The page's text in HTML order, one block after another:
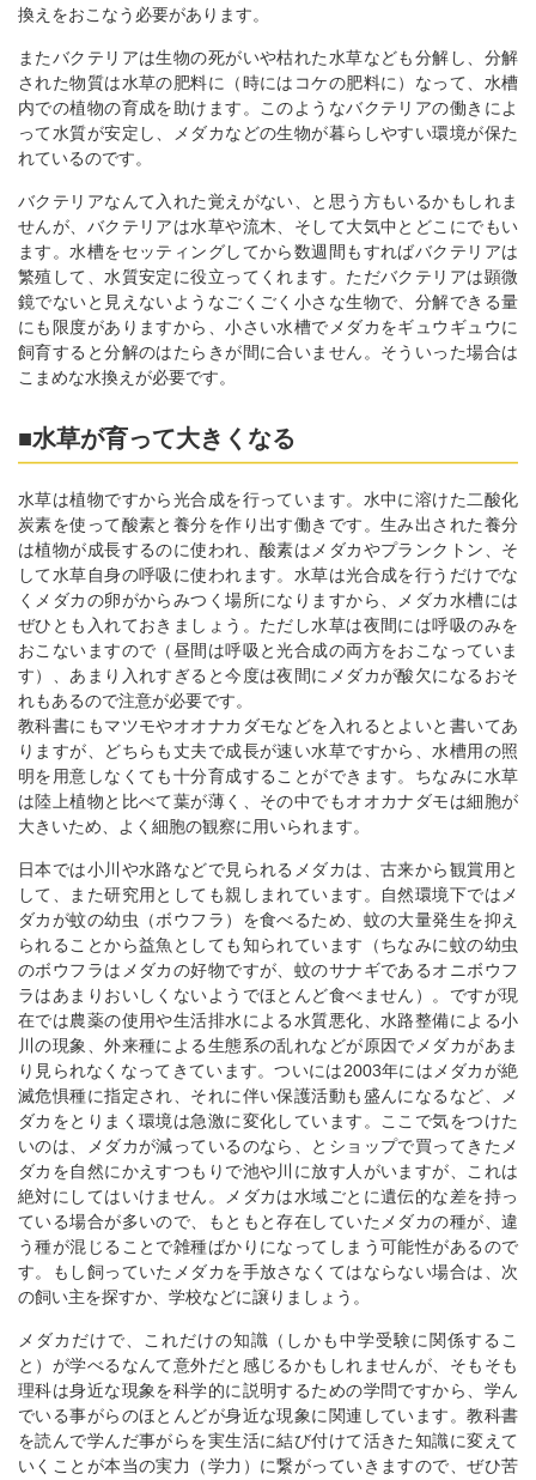
換えをおこなう必要があります。
またバクテリアは生物の死がいや枯れた水草なども分解し、分解
された物質は水草の肥料に（時にはコケの肥料に）なって、水槽
内での植物の育成を助けます。このようなバクテリアの働きによ
って水質が安定し、メダカなどの生物が暮らしやすい環境が保た
れているのです。
バクテリアなんて入れた覚えがない、と思う方もいるかもしれま
せんが、バクテリアは水草や流木、そして大気中とどこにでもい
ます。水槽をセッティングしてから数週間もすればバクテリアは
繁殖して、水質安定に役立ってくれます。ただバクテリアは顕微
鏡でないと見えないようなごくごく小さな生物で、分解できる量
にも限度がありますから、小さい水槽でメダカをギュウギュウに
飼育すると分解のはたらきが間に合いません。そういった場合は
こまめな水換えが必要です。
■水草が育って大きくなる
水草は植物ですから光合成を行っています。水中に溶けた二酸化
炭素を使って酸素と養分を作り出す働きです。生み出された養分
は植物が成長するのに使われ、酸素はメダカやプランクトン、そ
して水草自身の呼吸に使われます。水草は光合成を行うだけでな
くメダカの卵がからみつく場所になりますから、メダカ水槽には
ぜひとも入れておきましょう。ただし水草は夜間には呼吸のみを
おこないますので（昼間は呼吸と光合成の両方をおこなっていま
す）、あまり入れすぎると今度は夜間にメダカが酸欠になるおそ
れもあるので注意が必要です。
教科書にもマツモやオオナカダモなどを入れるとよいと書いてあ
りますが、どちらも丈夫で成長が速い水草ですから、水槽用の照
明を用意しなくても十分育成することができます。ちなみに水草
は陸上植物と比べて葉が薄く、その中でもオオカナダモは細胞が
大きいため、よく細胞の観察に用いられます。
日本では小川や水路などで見られるメダカは、古来から観賞用と
して、また研究用としても親しまれています。自然環境下ではメ
ダカが蚊の幼虫（ボウフラ）を食べるため、蚊の大量発生を抑え
られることから益魚としても知られています（ちなみに蚊の幼虫
のボウフラはメダカの好物ですが、蚊のサナギであるオニボウフ
ラはあまりおいしくないようでほとんど食べません）。ですが現
在では農薬の使用や生活排水による水質悪化、水路整備による小
川の現象、外来種による生態系の乱れなどが原因でメダカがあま
り見られなくなってきています。ついには2003年にはメダカが絶
滅危惧種に指定され、それに伴い保護活動も盛んになるなど、メ
ダカをとりまく環境は急激に変化しています。ここで気をつけた
いのは、メダカが減っているのなら、とショップで買ってきたメ
ダカを自然にかえすつもりで池や川に放す人がいますが、これは
絶対にしてはいけません。メダカは水域ごとに遺伝的な差を持っ
ている場合が多いので、もともと存在していたメダカの種が、違
う種が混じることで雑種ばかりになってしまう可能性があるので
す。もし飼っていたメダカを手放さなくてはならない場合は、次
の飼い主を探すか、学校などに譲りましょう。
メダカだけで、これだけの知識（しかも中学受験に関係するこ
と）が学べるなんて意外だと感じるかもしれませんが、そもそも
理科は身近な現象を科学的に説明するための学問ですから、学ん
でいる事がらのほとんどが身近な現象に関連しています。教科書
を読んで学んだ事がらを実生活に結び付けて活きた知識に変えて
いくことが本当の実力（学力）に繋がっていきますので、ぜひ苦